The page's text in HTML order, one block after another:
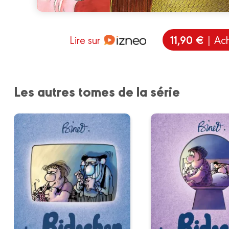
Lire sur 11,90 € |
Les autres tomes de la série